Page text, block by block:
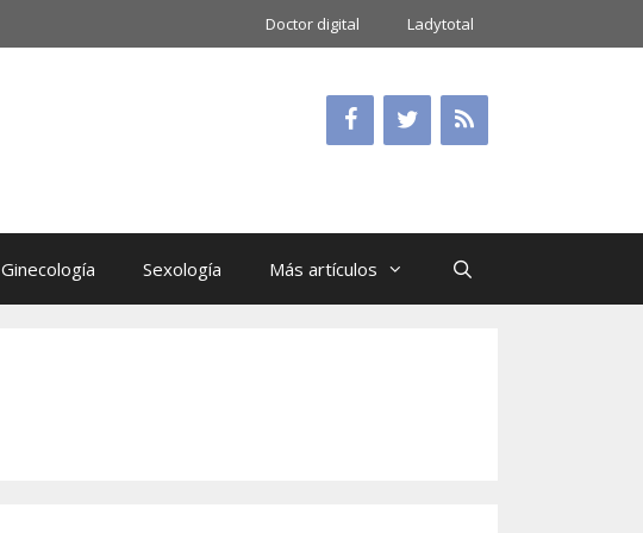
Doctor digital Ladytotal
Ginecología Sexología Más artículos